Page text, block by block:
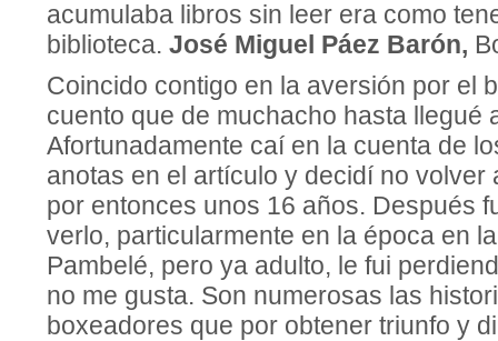
acumulaba libros sin leer era como
biblioteca. José Miguel Páez Barón,
Coincido contigo en la aversión por el
cuento que de muchacho hasta llegué
Afortunadamente caí en la cuenta de
anotas en el artículo y decidí no volver
por entonces unos 16 años. Después
verlo, particularmente en la época en
Pambelé, pero ya adulto, le fui
no me gusta. Son numerosas las
boxeadores que por obtener triunfo y